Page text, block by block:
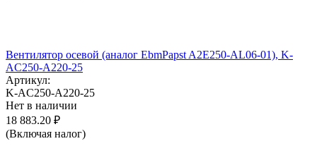
Вентилятор осевой (аналог EbmPapst A2E250-AL06-01), K-
AC250-A220-25
Артикул:
K-AC250-A220-25
Нет в наличии
18 883.20 ₽
(Включая налог)